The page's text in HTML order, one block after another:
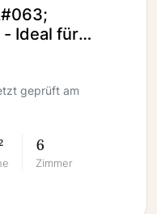
- Ideal für
geprüft am
6
Zimmer